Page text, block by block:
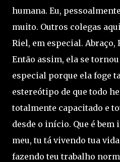
humana. Eu,
muito. Outros colegas
Riel, em especial. Abraço,
Então assim, ela se
especial porque ela foge
estereótipo de que todo
totalmente capacitado e
desde o início. Que é
meu, tu tá vivendo tua
fazendo teu trabalho